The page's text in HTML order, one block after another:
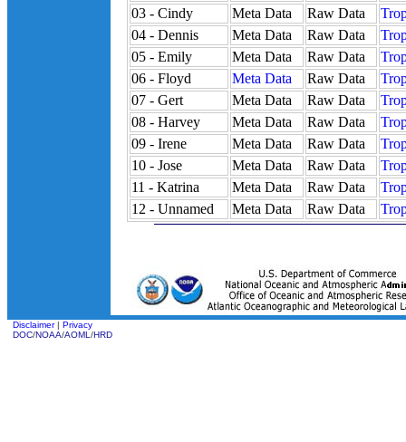
03 - Cindy
Meta Data Raw Data
04 - Dennis
Meta Data Raw Data
05 - Emily
Meta Data Raw Data
06 - Floyd
Meta Data Raw Data
07 - Gert
Meta Data Raw Data
08 - Harvey
Meta Data Raw Data
09 - Irene
Meta Data Raw Data
10 - Jose
Meta Data Raw Data
11 - Katrina
Meta Data Raw Data
12 - Unnamed
Meta Data Raw Data
Disclaimer| Privacy
DOC/NOAA/AOML /HRD